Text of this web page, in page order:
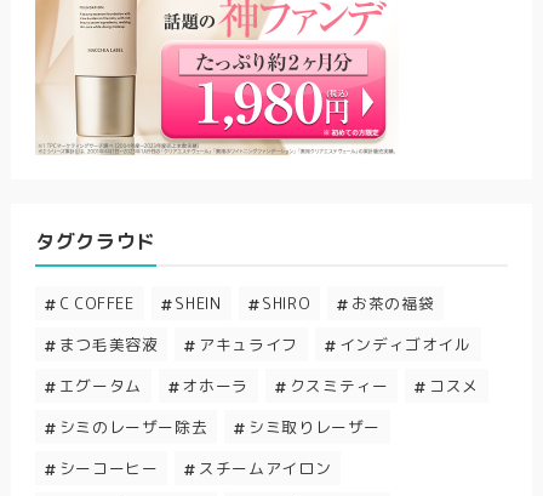
タグクラウド
C COFFEE SHEIN SHIRO
お茶の福袋
まつ毛美容液
アキュライフ
インディゴオイル
エグータム
オホーラ クスミティー
コスメ
シミのレーザー除去
シミ取りレーザー
シーコーヒー
スチームアイロン